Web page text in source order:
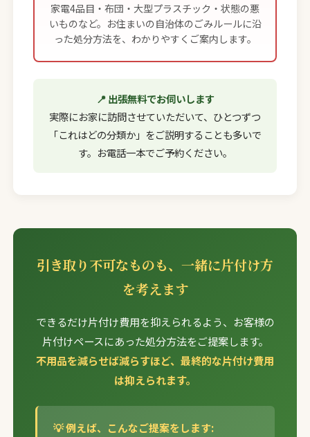
家電4品目・布団・大型プラスチック・状態の悪
いものなど。お住まいの自治体のごみルールに沿
った処分方法を、わかりやすくご案内します。
📍 出張無料でお伺いします
実際にお家に訪問させていただいて、ひとつずつ
「これはどの分類か」をご説明することも多いで
す。お電話一本でご予約ください。
引き取り不可なものも、一緒に片付け方
を考えます
できるだけ片付け費用を抑えられるよう、お客様の
片付けペースにあった処分方法をご提案します。
不用品を減らせば減らすほど、最終的な片付け費用
は抑えられます。
💡 例えば、こんなご提案をします: